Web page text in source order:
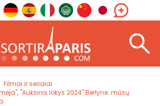
Filmai ir serialai
"Auksinis lokys 2024" Berlyne: mūsų